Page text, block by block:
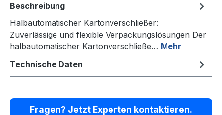
Beschreibung
Halbautomatischer Kartonverschließer:
Zuverlässige und flexible Verpackungslösungen Der
halbautomatischer Kartonverschließe… Mehr
Technische Daten
Fragen? Jetzt Experten kontaktieren.